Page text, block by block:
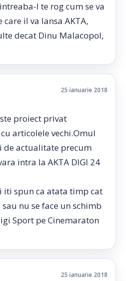
l te rog cum se va
il va lansa AKTA,
decat Dinu Malacopol,
25 ianuarie 2018
proiect privat
articolele vechi.Omul
actualitate precum
intra la AKTA DIGI 24
iti spun ca atata timp cat
nu se face un schimb
Sport pe Cinemaraton
25 ianuarie 2018